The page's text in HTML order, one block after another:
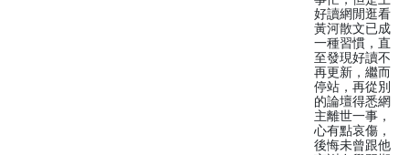
好讀網閒逛看
黃河散文已成
一種習慣，直
至發現好讀不
再更新，繼而
停站，再從別
的論壇得悉網
主離世一事，
心有點哀傷，
後悔未曾跟他